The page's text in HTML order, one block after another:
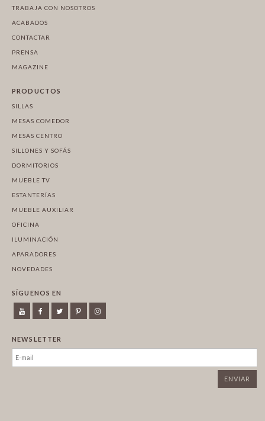
TRABAJA CON NOSOTROS
ACABADOS
CONTACTAR
PRENSA
MAGAZINE
PRODUCTOS
SILLAS
MESAS COMEDOR
MESAS CENTRO
SILLONES Y SOFÁS
DORMITORIOS
MUEBLE TV
ESTANTERÍAS
MUEBLE AUXILIAR
OFICINA
ILUMINACIÓN
APARADORES
NOVEDADES
SÍGUENOS EN
NEWSLETTER